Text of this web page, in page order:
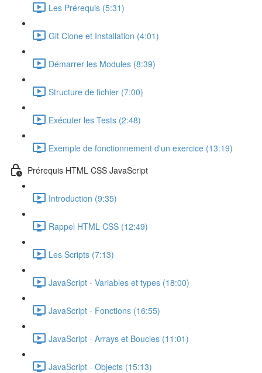
Les Prérequis (5:31)
Git Clone et Installation (4:01)
Démarrer les Modules (8:39)
Structure de fichier (7:00)
Exécuter les Tests (2:48)
Exemple de fonctionnement d'un exercice (13:19)
Prérequis HTML CSS JavaScript
Introduction (9:35)
Rappel HTML CSS (12:49)
Les Scripts (7:13)
JavaScript - Variables et types (18:00)
JavaScript - Fonctions (16:55)
JavaScript - Arrays et Boucles (11:01)
JavaScript - Objects (15:13)